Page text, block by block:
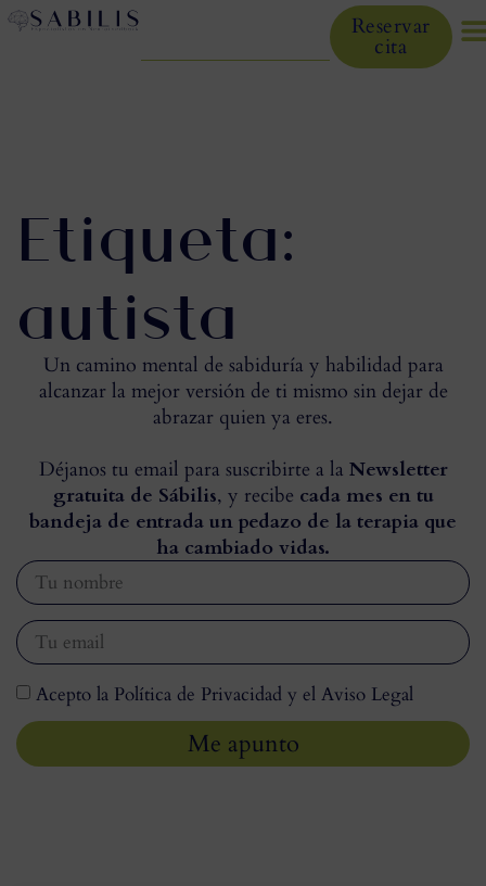
Reservar
cita
Etiqueta:
autista
Un camino mental de sabiduría y habilidad para
alcanzar la mejor versión de ti mismo sin dejar de
abrazar quien ya eres.
Déjanos tu email para suscribirte a la Newsletter
gratuita de Sábilis, y recibe cada mes en tu
bandeja de entrada un pedazo de la terapia que
ha cambiado vidas.
Acepto la Política de Privacidad y el Aviso Legal
Me apunto